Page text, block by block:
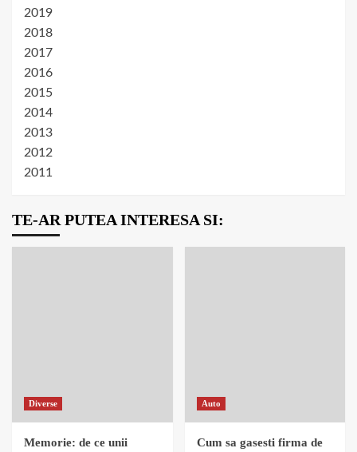
2019
2018
2017
2016
2015
2014
2013
2012
2011
TE-AR PUTEA INTERESA SI:
Diverse
Memorie: de ce unii
Auto
Cum sa gasesti firma de